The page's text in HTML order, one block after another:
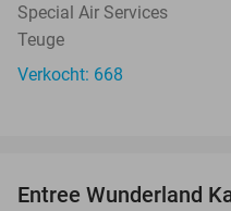
Special Air Services
Teuge
Verkocht: 668
Entree Wunderland